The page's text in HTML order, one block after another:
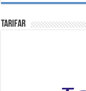
Tarifar